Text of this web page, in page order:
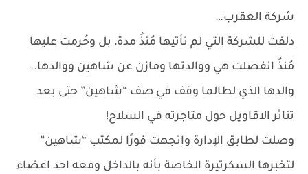
شركة العقرب…
دلفت للشركة التي لم تأتيها مُنذُ مدة، بل وحُرمت عليها
مُنذُ انفصلت هي ووالدتها ومازن عن شاهين ووالدها..
والدها الذي لطالما وقف في صف “شاهين” حتى بعد
تناثر الاقاويل حول متاجرته في السلاح!
وصلت لطابق الإدارة واتجهت فورًا لمكتب “شاهين”
لتخبرها السكرتيرة الخاصة بأنه بالداخل ومعه احد اعضاء